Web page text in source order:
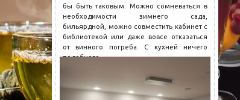
бы быть таковым. Можно сомневаться в
необходимости зимнего сада,
бильярдной, можно совместить кабинет с
библиотекой или даже вовсе отказаться
от винного погреба. С кухней ничего
подобного...